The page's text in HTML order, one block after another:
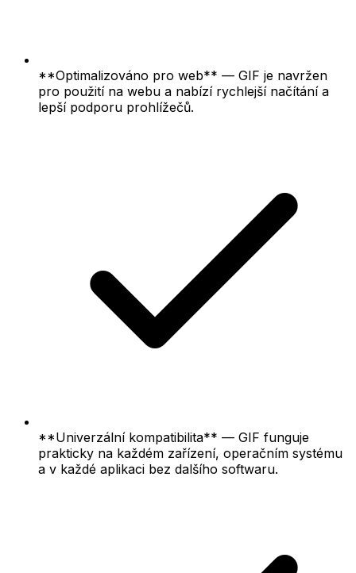
**Optimalizováno pro web** — GIF je navržen
pro použití na webu a nabízí rychlejší načítání a
lepší podporu prohlížečů.
**Univerzální kompatibilita** — GIF funguje
prakticky na každém zařízení, operačním systému
a v každé aplikaci bez dalšího softwaru.